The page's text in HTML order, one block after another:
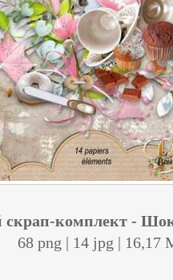
комплект -
68 png | 14 jpg | 16,17